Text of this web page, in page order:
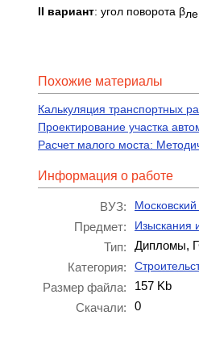
II вариант: угол поворота β
Похожие материалы
Калькуляция транспортных
Проектирование участка
Расчет малого моста:
Информация о работе
ВУЗ:
Предмет: Изыскания
Тип:
Дипломы,
Категория:
Размер файла:
157 Kb
Скачали:
0